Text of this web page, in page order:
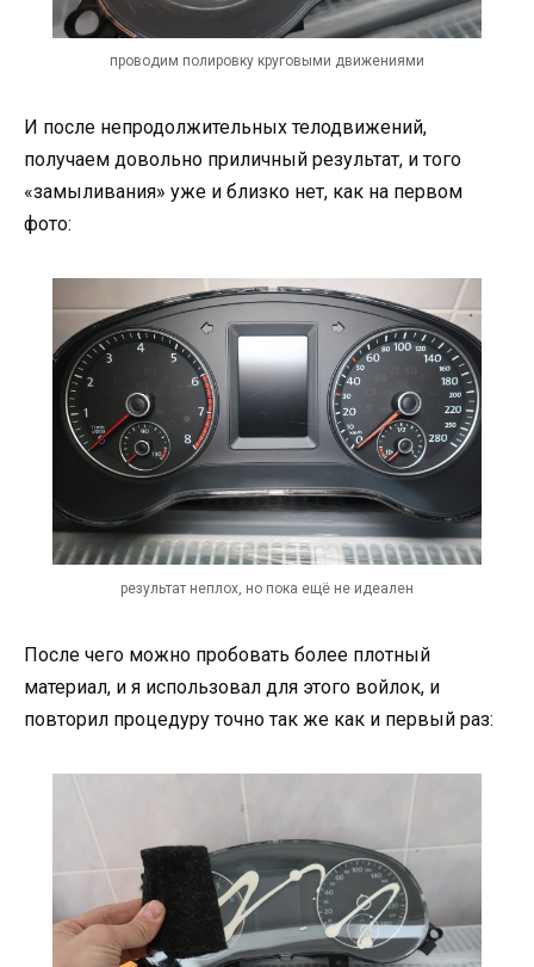
проводим полировку круговыми движениями
И после непродолжительных телодвижений,
получаем довольно приличный результат, и того
«замыливания» уже и близко нет, как на первом
фото:
результат неплох, но пока ещё не идеален
После чего можно пробовать более плотный
материал, и я использовал для этого войлок, и
повторил процедуру точно так же как и первый раз: